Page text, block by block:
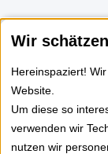
Wir
Hereinspaziert!
Website.
Um diese so
verwenden wir
nutzen wir